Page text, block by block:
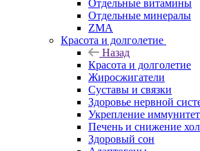
Отдельные витамины
Отдельные минералы
ZMA
Красота и долголетие
Назад
Красота и долголетие
Жиросжигатели
Суставы и связки
Здоровье нервной
Укрепление
Печень и снижение
Здоровый сон